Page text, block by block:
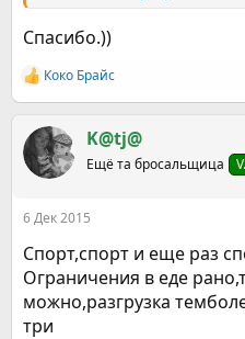
Спасибо.))
Р
е
к
ц
и
Коко Брайс
K@tj@
Ещё та бросальщица
6 Дек 2015
Спорт,спорт и еще раз
Ограничения в еде
можно,разгрузка
три